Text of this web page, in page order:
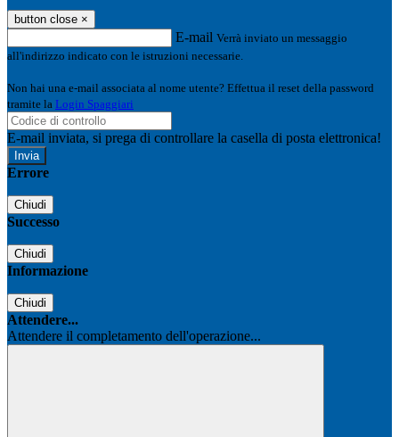
button close ×
E-mail Verrà inviato un messaggio
all'indirizzo indicato con le istruzioni necessarie.
Non hai una e-mail associata al nome utente? Effettua il reset della password
tramite la Login Spaggiari
E-mail inviata, si prega di controllare la casella di posta elettronica!
Errore
Chiudi
Successo
Chiudi
Informazione
Chiudi
Attendere...
Attendere il completamento dell'operazione...